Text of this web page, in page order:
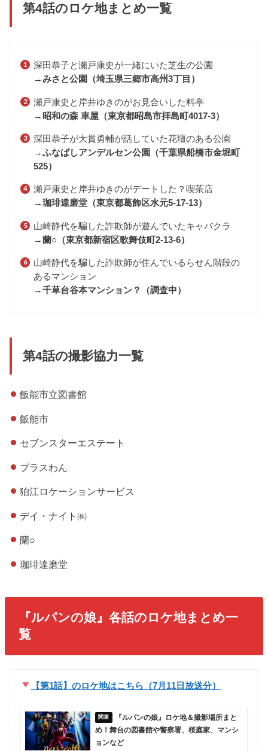
第4話のロケ地まとめ一覧
深田恭子と瀬戸康史が一緒にいた芝生の公園
→みさと公園（埼玉県三郷市高州3丁目）
瀬戸康史と岸井ゆきのがお見合いした料亭
→ 昭和の森 車屋（東京都昭島市拝島町4017-3）
深田恭子が大貫勇輔が話していた花壇のある公園
→ふなばしアンデルセン公園（千葉県船橋市金堀町
525）
瀬戸康史と岸井ゆきのがデートした？喫茶店
→珈琲達磨堂（東京都葛飾区水元5-17-13）
山崎静代を騙した詐欺師が遊んでいたキャバクラ
→蘭○（東京都新宿区歌舞伎町2-13-6）
山崎静代を騙した詐欺師が住んでいるらせん階段の
あるマンション
→千草台谷本マンション？（調査中）
第4話の撮影協力一覧
飯能市立図書館
飯能市
セブンスターエステート
プラスわん
狛江ロケーションサービス
デイ・ナイト㈱
蘭○
珈琲達磨堂
『ルパンの娘』各話のロケ地まとめ一
覧
【第1話】のロケ地はこちら（7月11日放送分）
『ルパンの娘』ロケ地＆撮影場所まと
め！舞台の図書館や警察署、桜庭家、マンシ
ョンなど